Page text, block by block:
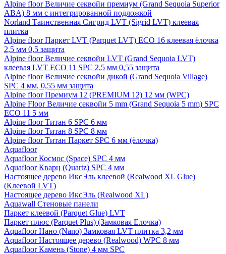
Alpine floor Величие секвойи премиум (Grand Sequoia Superior
ABA) 8 мм с интегрированной подложкой
Norland Таинственная Сигрид LVT (Sigrid LVT) клеевая
плитка
Alpine floor Паркет LVT (Parquet LVT) ECO 16 клеевая ёлочка
2,5 мм 0,5 защита
Alpine floor Величие секвойи LVT (Grand Sequoia LVT)
клеевая LVT ECO 11 SPC 2,5 мм 0,55 защита
Alpine floor Величие секвойи дикой (Grand Sequoia Village)
SPC 4 мм, 0,55 мм защита
Alpine floor Премиум 12 (PREMIUM 12) 12 мм (WPC)
Alpine Floor Величие секвойи 5 mm (Grand Sequoia 5 mm) SPC
ECO 11 5 мм
Alpine floor Титан 6 SPC 6 мм
Alpine floor Титан 8 SPC 8 мм
Alpine floor Титан Паркет SPC 6 мм (ёлочка)
Aquafloor
Aquafloor Космос (Space) SPC 4 мм
Aquafloor Кварц (Quartz) SPC 4 мм
Настоящее дерево ИксЭль клеевой (Realwood XL Glue)
(Клеевой LVT)
Настоящее дерево ИксЭль (Realwood XL)
Aquawall Стеновые панели
Паркет клеевой (Parquet Glue) LVT
Паркет плюс (Parquet Plus) (Замковая Елочка)
Aquafloor Нано (Nano) Замковая LVT плитка 3,2 мм
Aquafloor Настоящее дерево (Realwood) WPC 8 мм
Aquafloor Камень (Stone) 4 мм SPC